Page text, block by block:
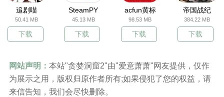
追剧喵
50.41 MB
下载
SteamPY
45.13 MB
下载
acfun黄标
98.53 MB
下载
帝国战纪
384.22 MB
下载
网站声明： 本站"贪婪洞窟2"由"爱意萧萧"网友提供，仅作
为展示之用，版权归原作者所有;如果侵犯了您的权益，请
来信告知，我们会尽快删除。